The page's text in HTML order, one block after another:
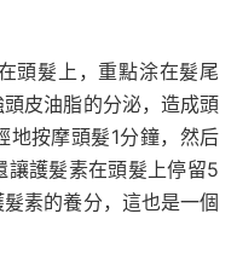
頭髮上，重點涂在髮尾
皮油脂的分泌，造成頭
地按摩頭髮1分鐘，然后
讓護髮素在頭髮上停留5
素的養分，這也是一個